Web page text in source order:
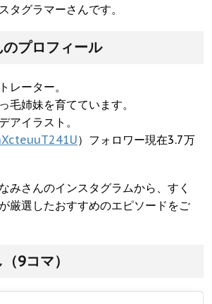
タグラマーさんです。
プロフィール
レーター。
毛姉妹を育てています。
アイラスト。
）フォロワー現在3.7万
みさんのインスタグラムから、すく
厳選したおすすめのエピソードをご
9コマ）